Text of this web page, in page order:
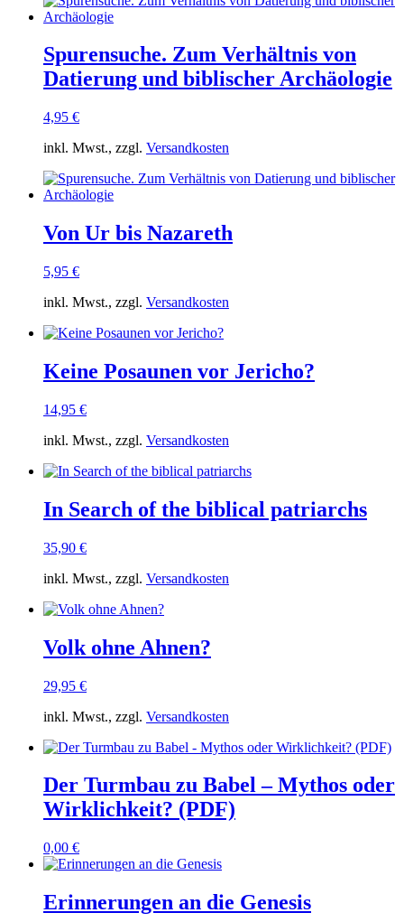
Spurensuche. Zum Verhältnis von
Datierung und biblischer Archäologie
4,95 €
inkl. Mwst., zzgl. Versandkosten
Von Ur bis Nazareth
5,95 €
inkl. Mwst., zzgl. Versandkosten
Keine Posaunen vor Jericho?
14,95 €
inkl. Mwst., zzgl. Versandkosten
In Search of the biblical patriarchs
35,90 €
inkl. Mwst., zzgl. Versandkosten
Volk ohne Ahnen?
29,95 €
inkl. Mwst., zzgl. Versandkosten
Der Turmbau zu Babel – Mythos oder
Wirklichkeit? (PDF)
0,00 €
Erinnerungen an die Genesis